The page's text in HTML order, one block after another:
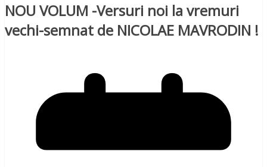
NOU VOLUM -Versuri noi la vremuri
vechi-semnat de NICOLAE MAVRODIN !